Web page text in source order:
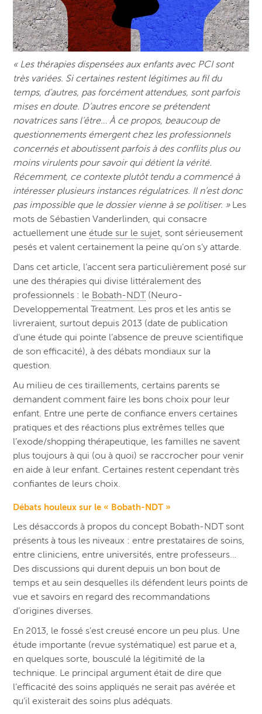
« Les thérapies dispensées aux enfants avec PCI sont
très variées. Si certaines restent légitimes au fil du
temps, d’autres, pas forcément attendues, sont parfois
mises en doute. D’autres encore se prétendent
novatrices sans l’être… À ce propos, beaucoup de
questionnements émergent chez les professionnels
concernés et aboutissent parfois à des conflits plus ou
moins virulents pour savoir qui détient la vérité.
Récemment, ce contexte plutôt tendu a commencé à
intéresser plusieurs instances régulatrices. Il n’est donc
pas impossible que le dossier vienne à se politiser. »Les
mots de Sébastien Vanderlinden, qui consacre
actuellement uneétude sur le sujet, sont sérieusement
pesés et valent certainement la peine qu’on s’y attarde.
Dans cet article, l’accent sera particulièrement posé sur
une des thérapies qui divise littéralement des
professionnels : le Bobath-NDT(Neuro-
Developpemental Treatment. Les pros et les antis se
livreraient, surtout depuis 2013 (date de publication
d’une étude qui pointe l’absence de preuve scientifique
de son efficacité), à des débats mondiaux sur la
question.
Au milieu de ces tiraillements, certains parents se
demandent comment faire les bons choix pour leur
enfant. Entre une perte de confiance envers certaines
pratiques et des réactions plus extrêmes telles que
l’exode/shopping thérapeutique, les familles ne savent
plus toujours à qui (ou à quoi) se raccrocher pour venir
en aide à leur enfant. Certaines restent cependant très
confiantes de leurs choix.
Débats houleux sur le « Bobath-NDT »
Les désaccords à propos du concept Bobath-NDT sont
présents à tous les niveaux : entre prestataires de soins,
entre cliniciens, entre universités, entre professeurs…
Des discussions qui durent depuis un bon bout de
temps et au sein desquelles ils défendent leurs points de
vue et savoirs en regard des recommandations
d’origines diverses.
En 2013, le fossé s’est creusé encore un peu plus. Une
étude importante (revue systématique) est parue et a,
en quelques sorte, bousculé la légitimité de la
technique. Le principal argument était de dire que
l’efficacité des soins appliqués ne serait pas avérée et
qu’il existerait des soins plus adéquats.